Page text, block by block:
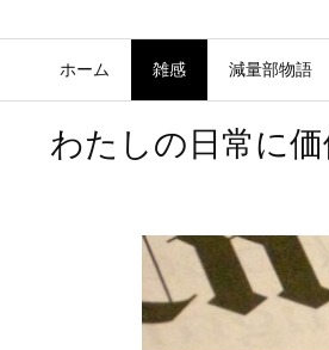
ホーム 雑感 減量部物語
わたしの日常に